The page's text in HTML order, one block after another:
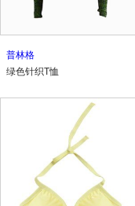
普林格
绿色针织T恤